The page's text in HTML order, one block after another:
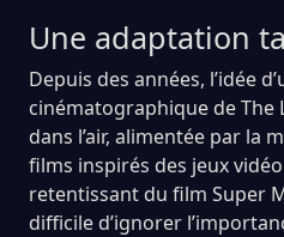
Une adaptation
Depuis des années, l’idée
cinématographique de The
dans l’air, alimentée par la
films inspirés des jeux
retentissant du film Super
difficile d’ignorer